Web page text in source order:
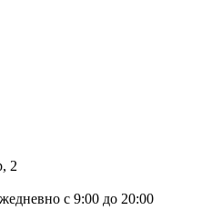
2
с 9:00 до 20:00